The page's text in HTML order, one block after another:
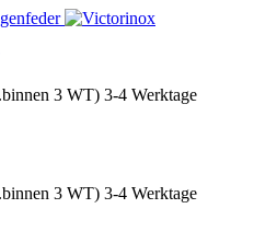
3-4 Werktage
3-4 Werktage